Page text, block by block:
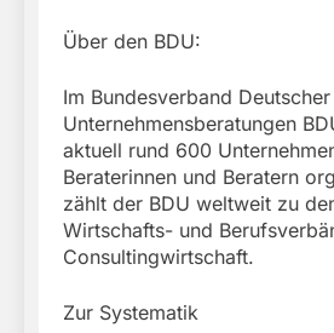
Über den BDU:
Im Bundesverband Deutscher
Unternehmensberatungen
aktuell rund 600
Beraterinnen und Beratern
zählt der BDU weltweit zu
Wirtschafts- und
Consultingwirtschaft.
Zur Systematik